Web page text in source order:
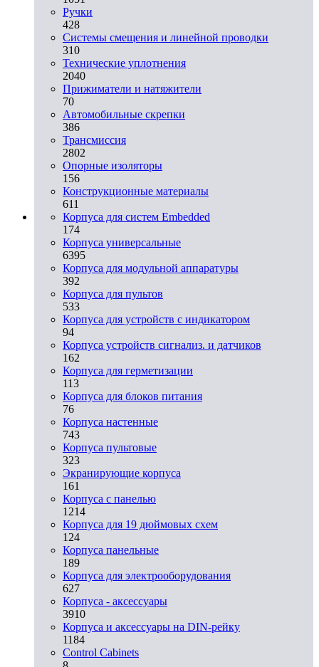
Ручки
428
Системы смещения и линейной проводки
310
Технические уплотнения
2040
Прижиматели и натяжители
70
Автомобильные скрепки
386
Трансмиссия
2802
Опорные изоляторы
156
Конструкционные материалы
611
Корпуса для систем Embedded
174
Корпуса универсальные
6395
Корпуса для модульной аппаратуры
392
Корпуса для пультов
533
Корпуса для устройств с индикатором
94
Корпуса устройств сигнализ. и датчиков
162
Корпуса для герметизации
113
Корпуса для блоков питания
76
Корпуса настенные
743
Корпуса пультовые
323
Экранирующие корпуса
161
Корпуса с панелью
1214
Корпуса для 19 дюймовых схем
124
Корпуса панельные
189
Корпуса для электрооборудования
627
Корпуса - аксессуары
3910
Корпуса и аксессуары на DIN-рейку
1184
Control Cabinets